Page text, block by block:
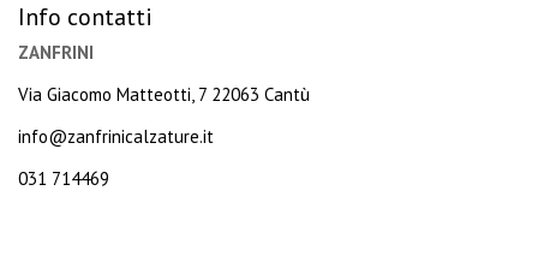
Info contatti
ZANFRINI
Via Giacomo Matteotti, 7 22063 Cantù
info@zanfrinicalzature.it
031 714469